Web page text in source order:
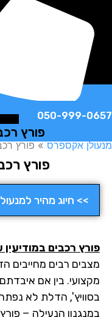
050-999-
פורץ רכבים
אקספרס»פורץ רכבים
פורץ רכבים
>> חיוג מהיר למנעולן <<
רכבים במודיעין
רבים מחייבים
בין אם איבדתם
הדלת לא נפתחת
הנעילה – פורץ